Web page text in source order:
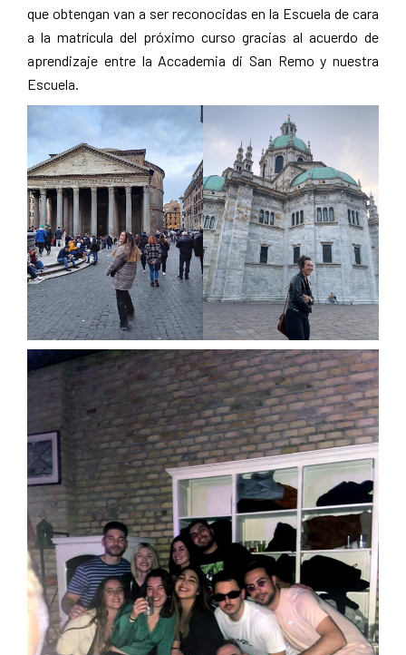
que obtengan van a ser reconocidas en la Escuela de cara
a la matrícula del próximo curso gracias al acuerdo de
aprendizaje entre la Accademia di San Remo y nuestra
Escuela.